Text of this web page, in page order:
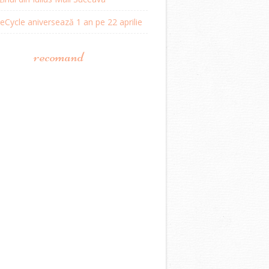
aniversează 1 an pe 22 aprilie
recomand